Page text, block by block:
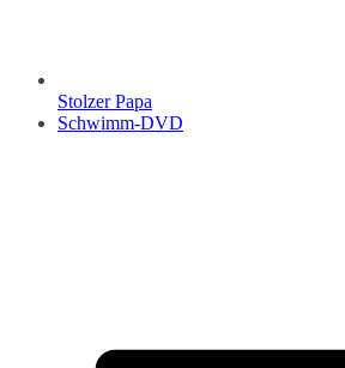
Stolzer Papa
Schwimm-DVD